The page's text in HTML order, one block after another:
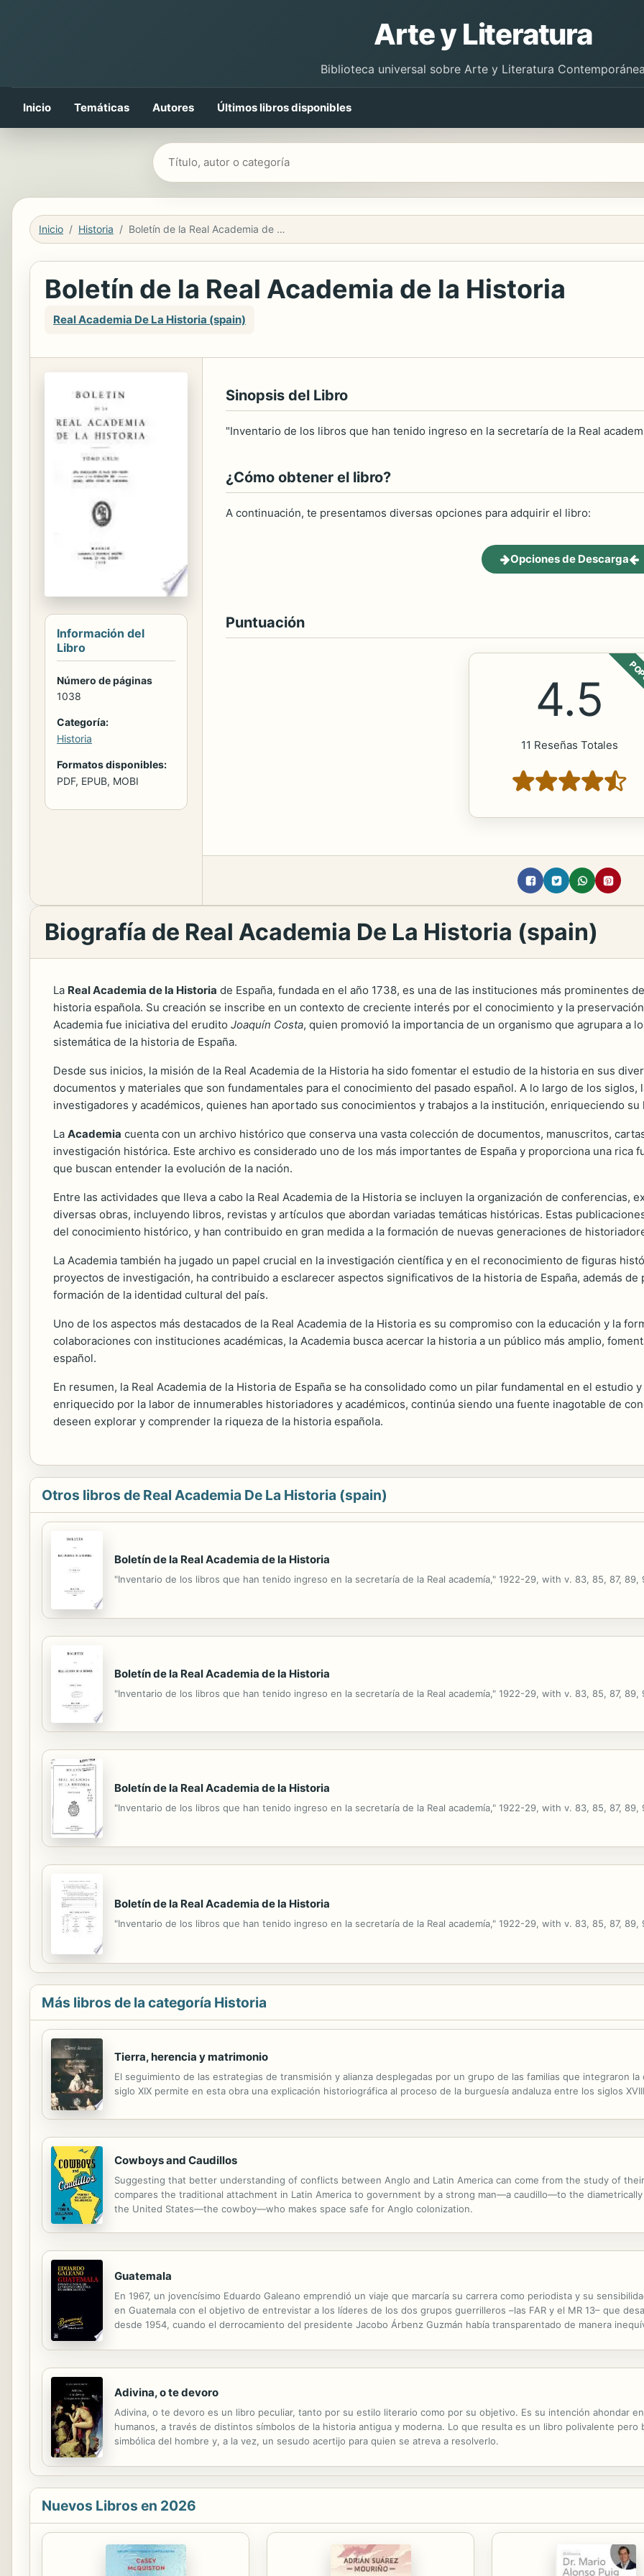
Arte y Literatura
Biblioteca universal sobre Arte y Literatura
Inicio Temáticas Autores Últimos libros disponibles
Buscar libros
Inicio Historia Boletín de la Real Academia de la Historia
Boletín de la Real Academia de la Historia
Real Academia De La Historia (spain)
Información del
Libro
Número de páginas
1038
Categoría:
Historia
Formatos disponibles:
PDF, EPUB, MOBI
Sinopsis del Libro
"Inventario de los libros que han tenido ingreso en la secretaría de la Real
¿Cómo obtener el libro?
A continuación, te presentamos diversas opciones para adquirir el libro:
Opciones de Descarga
Puntuación
4.5
11 Reseñas Totales
Biografía de Real Academia De La Historia (spain)
La Real Academia de la Historia de España, fundada en el año 1738, es una de las instituciones más prominentes
historia española. Su creación se inscribe en un contexto de creciente interés por el conocimiento y la
Academia fue iniciativa del erudito Joaquín Costa, quien promovió la importancia de un organismo que agrupara a
sistemática de la historia de España.
Desde sus inicios, la misión de la Real Academia de la Historia ha sido fomentar el estudio de la historia en sus
documentos y materiales que son fundamentales para el conocimiento del pasado español. A lo largo de los
investigadores y académicos, quienes han aportado sus conocimientos y trabajos a la institución, enriqueciendo su
La Academia cuenta con un archivo histórico que conserva una vasta colección de documentos, manuscritos,
investigación histórica. Este archivo es considerado uno de los más importantes de España y proporciona una
que buscan entender la evolución de la nación.
Entre las actividades que lleva a cabo la Real Academia de la Historia se incluyen la organización de conferencias,
diversas obras, incluyendo libros, revistas y artículos que abordan variadas temáticas históricas. Estas
del conocimiento histórico, y han contribuido en gran medida a la formación de nuevas generaciones de
La Academia también ha jugado un papel crucial en la investigación científica y en el reconocimiento de figuras
proyectos de investigación, ha contribuido a esclarecer aspectos significativos de la historia de España, además
formación de la identidad cultural del país.
Uno de los aspectos más destacados de la Real Academia de la Historia es su compromiso con la educación y la
colaboraciones con instituciones académicas, la Academia busca acercar la historia a un público más amplio,
español.
En resumen, la Real Academia de la Historia de España se ha consolidado como un pilar fundamental en el estudio
enriquecido por la labor de innumerables historiadores y académicos, continúa siendo una fuente inagotable de
deseen explorar y comprender la riqueza de la historia española.
Otros libros de Real Academia De La Historia (spain)
Boletín de la Real Academia de la Historia
"Inventario de los libros que han tenido ingreso en la secretaría de la Real academía," 1922-29, with v. 83, 85, 87, 89,
Boletín de la Real Academia de la Historia
"Inventario de los libros que han tenido ingreso en la secretaría de la Real academía," 1922-29, with v. 83, 85, 87, 89,
Boletín de la Real Academia de la Historia
"Inventario de los libros que han tenido ingreso en la secretaría de la Real academía," 1922-29, with v. 83, 85, 87, 89,
Boletín de la Real Academia de la Historia
"Inventario de los libros que han tenido ingreso en la secretaría de la Real academía," 1922-29, with v. 83, 85, 87, 89,
Más libros de la categoría Historia
Tierra, herencia y matrimonio
El seguimiento de las estrategias de transmisión y alianza desplegadas por un grupo de las familias que integraron
siglo XIX permite en esta obra una explicación historiográfica al proceso de la burguesía andaluza entre los siglos
Cowboys and Caudillos
Suggesting that better understanding of conflicts between Anglo and Latin America can come from the study of
compares the traditional attachment in Latin America to government by a strong man—a caudillo—to the
the United States—the cowboy—who makes space safe for Anglo colonization.
Guatemala
En 1967, un jovencísimo Eduardo Galeano emprendió un viaje que marcaría su carrera como periodista y su
en Guatemala con el objetivo de entrevistar a los líderes de los dos grupos guerrilleros –las FAR y el MR 13– que
desde 1954, cuando el derrocamiento del presidente Jacobo Árbenz Guzmán había transparentado de manera
Adivina, o te devoro
Adivina, o te devoro es un libro peculiar, tanto por su estilo literario como por su objetivo. Es su intención ahondar
humanos, a través de distintos símbolos de la historia antigua y moderna. Lo que resulta es un libro polivalente pero
simbólica del hombre y, a la vez, un sesudo acertijo para quien se atreva a resolverlo.
Nuevos Libros en 2026